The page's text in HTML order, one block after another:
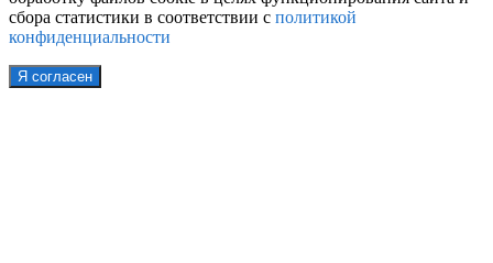
сбора статистики в соответствии с политикой
конфиденциальности
Я согласен